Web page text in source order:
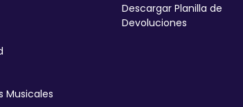
Musicales
Descargar Planilla de
Devoluciones